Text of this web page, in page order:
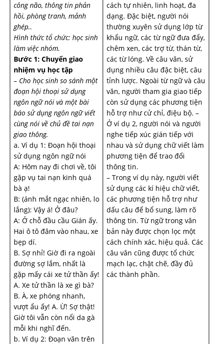
công não, thông tin phản
hồi, phòng tranh, mảnh
ghép..
Hình thức tổ chức: học sinh
làm việc nhóm.
Bước 1: Chuyển giao
nhiệm vụ học tập
– Cho học sinh so sánh một
đoạn hội thoại sử dụng
ngôn ngữ nói và một bài
báo sử dụng ngôn ngữ viết
cùng nói về chủ đề tai nạn
giao thông.
a. Ví dụ 1: Đoạn hội thoại
sử dụng ngôn ngữ nói
A: Hôm nay đi chơi về, tôi
gặp vụ tai nạn kinh quá
bà ạ!
B: (ánh mắt ngạc nhiên, lo
lắng): Vậy á! Ở đâu?
A: Ở chỗ đầu cầu Gián ấy.
Hai ô tô đâm vào nhau, xe
bẹp dí.
B. Sợ nhỉ! Giờ đi ra ngoài
đường sợ lắm, nhất là
gặp mấy cái xe tử thần ấy!
A. Xe tử thần là xe gì bà?
B. À, xe phóng nhanh,
vượt ẩu ấy! A. Ừ! Sợ thật!
Giờ tôi vẫn còn nổi da gà
mỗi khi nghĩ đến.
b. Ví dụ 2: Đoạn văn trên
cách tự nhiên, linh hoạt, đa
dạng. Đặc biệt, người nói
thường xuyên sử dụng lớp từ
khẩu ngữ, các từ ngữ đưa đẩy,
chêm xen, các trợ từ, thán từ,
các từ lóng. Về câu văn, sử
dụng nhiều câu đặc biệt, câu
tỉnh lược. Ngoài từ ngữ và câu
văn, người tham gia giao tiếp
còn sử dụng các phương tiện
hỗ trợ như cử chỉ, điệu bộ. –
Ở ví dụ 2, người nói và người
nghe tiếp xúc gián tiếp với
nhau và sử dụng chữ viết làm
phương tiện để trao đổi
thông tin.
– Trong ví dụ này, người viết
sử dụng các kí hiệu chữ viết,
các phương tiện hỗ trợ như
dấu câu để bổ sung, làm rõ
thông tin. Từ ngữ trong văn
bản này được chọn lọc một
cách chính xác, hiệu quả. Các
câu văn cũng được tổ chức
mạch lạc, chặt chẽ, đầy đủ
các thành phần.